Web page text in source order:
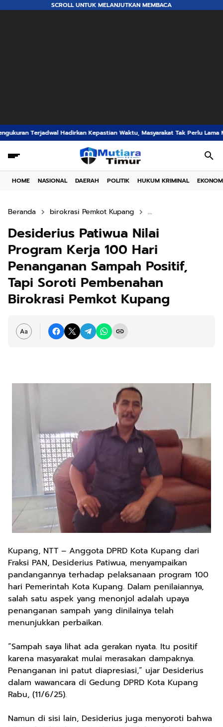
SCROLL UNTUK MELANJUTKAN MEMBACA
Kepastian Waktu, Masyarakat Tak Perlu Lama Menunggu Layanan
HOME NASIONAL DAERAH POLITIK HUKUM KRIMINAL
Beranda birokrasi Pemkot Kupang Desiderius Patiwua
Desiderius Patiwua Nilai
Program Kerja 100 Hari
Penanganan Sampah Positif,
Tapi Soroti Pembenahan
Birokrasi Pemkot Kupang
Kupang, NTT – Anggota DPRD Kota Kupang dari
Fraksi PAN, Desiderius Patiwua, menyampaikan
pandangannya terhadap pelaksanaan program 100
hari Pemerintah Kota Kupang. Dalam penilaiannya,
salah satu aspek yang menonjol adalah upaya
penanganan sampah yang dinilainya telah
menunjukkan perbaikan.
“Sampah saya lihat ada gerakan nyata. Itu positif
karena masyarakat mulai merasakan dampaknya.
Penanganan ini patut diapresiasi,” ujar Desiderius
dalam wawancara di Gedung DPRD Kota Kupang
Rabu, (11/6/25).
Namun di sisi lain, Desiderius juga menyoroti bahwa